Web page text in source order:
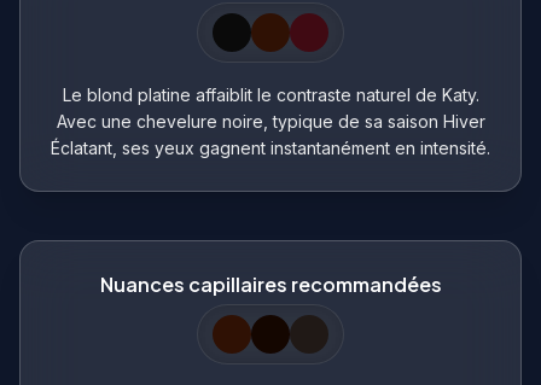
Le blond platine affaiblit le contraste naturel de Katy.
Avec une chevelure noire, typique de sa saison Hiver
Éclatant, ses yeux gagnent instantanément en intensité.
Nuances capillaires recommandées